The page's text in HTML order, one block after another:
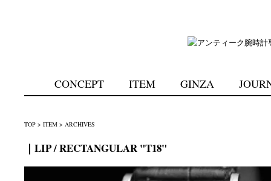
CONCEPT ITEM GINZA
TOP > ITEM > ARCHIVES
｜LIP / RECTANGULAR "T18"